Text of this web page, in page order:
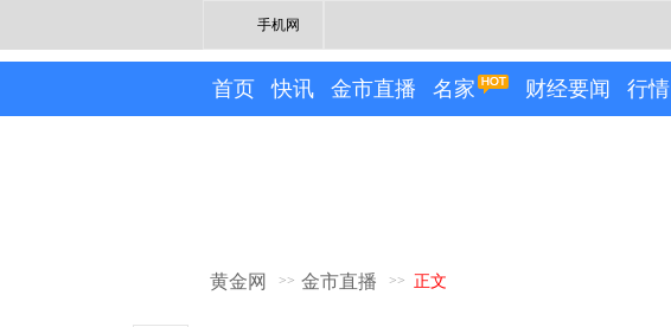
手机网
首页 快讯 金市直播 名家 财经要闻 行情
黄金网 >> 金市直播 >> 正文